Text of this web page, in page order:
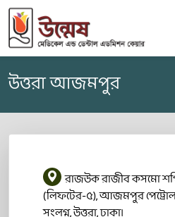
উত্তরা আজমপুর
রাজউক রাজীব কসমো
(লিফটের-৫), আজমপুর